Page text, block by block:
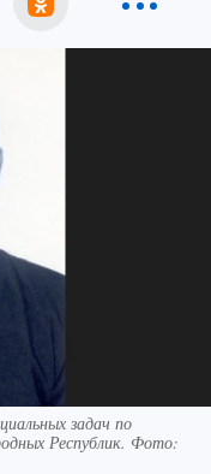
задач по
Республик. Фото: